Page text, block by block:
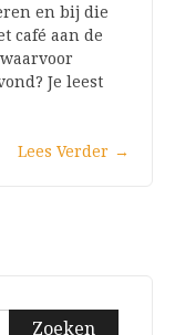
en bij die
café aan de
Je leest
Lees Verder →